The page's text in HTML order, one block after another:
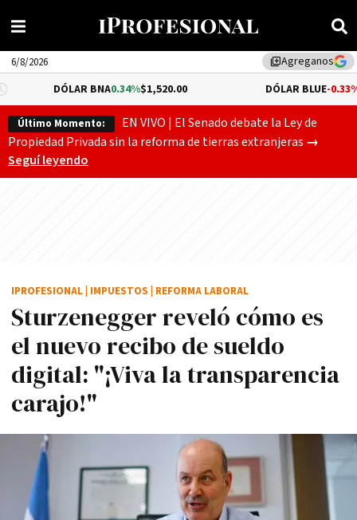
library_addAgreganos
6/8/2026
DÓLAR BNA0.34% $1,520.00 DÓLAR BLUE-0.33%$1,540.00
Último Momento:
EN VIVO | El Senado debate la Ley de
Propiedad Privada sin la reforma de tierras extranjeras →
Seguí leyendo
Sturzenegger reveló cómo es
el nuevo recibo de sueldo
digital: "¡Viva la transparencia
carajo!"
IPROFESIONAL IMPUESTOS REFORMA LABORAL